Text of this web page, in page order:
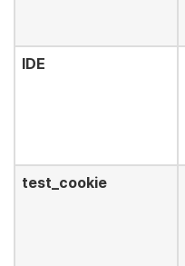
IDE
test_cookie